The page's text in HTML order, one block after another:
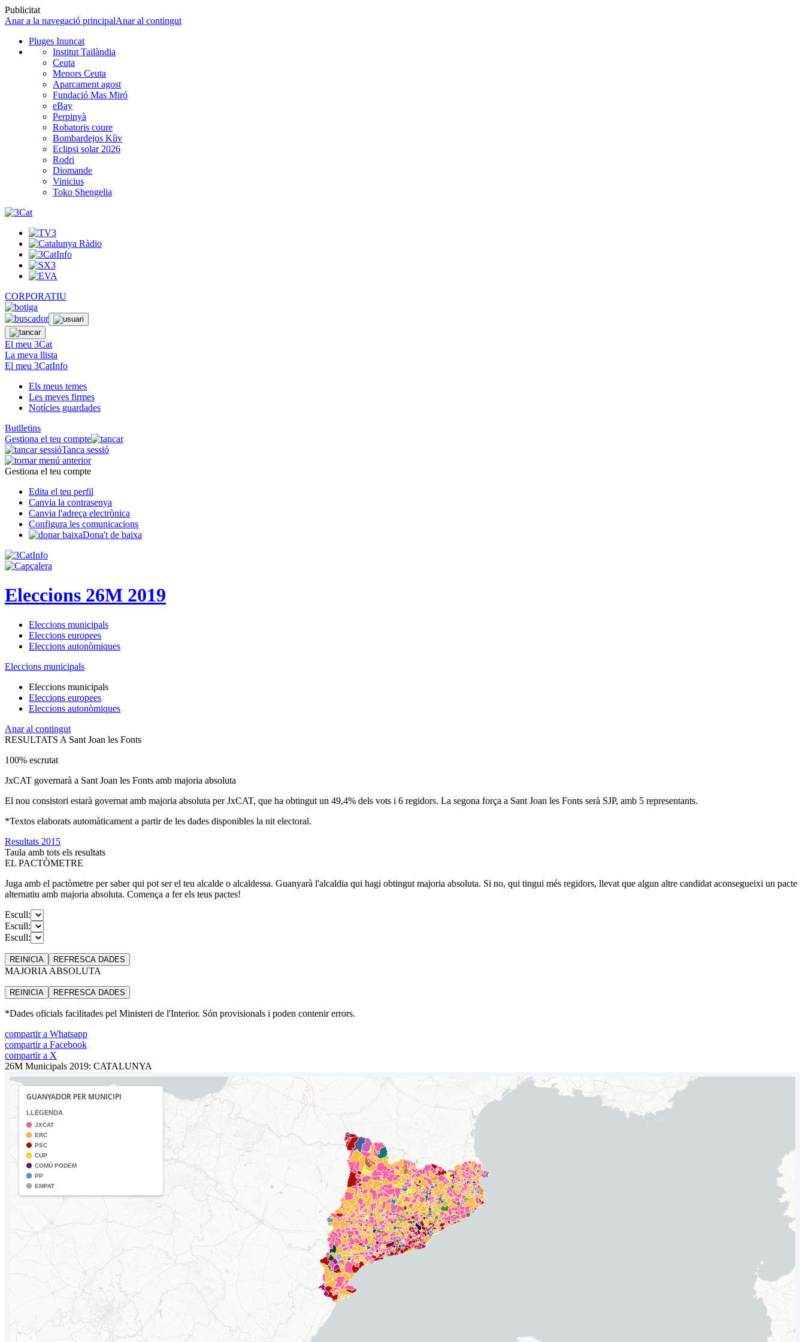
Publicitat
Anar a la navegació principalAnar al contingut
Pluges Inuncat
Institut Tailàndia
Ceuta
Menors Ceuta
Aparcament agost
Fundació Mas Miró
eBay
Perpinyà
Robatoris coure
Bombardejos Kíiv
Eclipsi solar 2026
Rodri
Diomande
Vinicius
Toko Shengelia
CORPORATIU
El meu 3Cat
La meva llista
El meu 3CatInfo
Els meus temes
Les meves firmes
Notícies guardades
Butlletins
Gestiona el teu compte
Tanca sessió
Gestiona el teu compte
Edita el teu perfil
Canvia la contrasenya
Canvia l'adreça electrònica
Configura les comunicacions
Dona't de baixa
Eleccions 26M 2019
Eleccions municipals
Eleccions europees
Eleccions autonòmiques
Eleccions municipals
Eleccions municipals
Eleccions europees
Eleccions autonòmiques
Anar al contingut
RESULTATS A Sant Joan les Fonts
100% escrutat
JxCAT governarà a Sant Joan les Fonts amb majoria absoluta
El nou consistori estarà governat amb majoria absoluta per JxCAT, que ha obtingut un 49,4% dels vots i 6 regidors. La segona força a Sant Joan les Fonts serà SJP, amb 5 representants.
*Textos elaborats automàticament a partir de les dades disponibles la nit electoral.
Resultats 2015
Taula amb tots els resultats
EL PACTÒMETRE
Juga amb el pactòmetre per saber qui pot ser el teu alcalde o alcaldessa. Guanyarà l'alcaldia qui hagi obtingut majoria absoluta. Si no, qui tingui més regidors, llevat que algun altre candidat aconsegueixi un pacte
alternatiu amb majoria absoluta. Comença a fer els teus pactes!
Escull:
Escull:
Escull:
REINICIA REFRESCA DADES
MAJORIA ABSOLUTA
REINICIA REFRESCA DADES
*Dades oficials facilitades pel Ministeri de l'Interior. Són provisionals i poden contenir errors.
compartir a Whatsapp
compartir a Facebook
compartir a X
26M Municipals 2019: CATALUNYA